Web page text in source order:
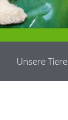
Unsere Tiere